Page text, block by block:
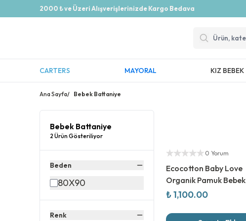
2000 ₺ ve Üzeri Alışverişlerinizde Kargo Bedava
CARTERS MAYORAL KIZ BEBEK
Ana Sayfa/ Bebek Battaniye
Bebek Battaniye
2 Ürün Gösteriliyor
Beden
80X90
Renk
0 Yorum
Ecocotton Baby Love
Organik Pamuk Bebek
Battaniyesi
₺ 1,100.00